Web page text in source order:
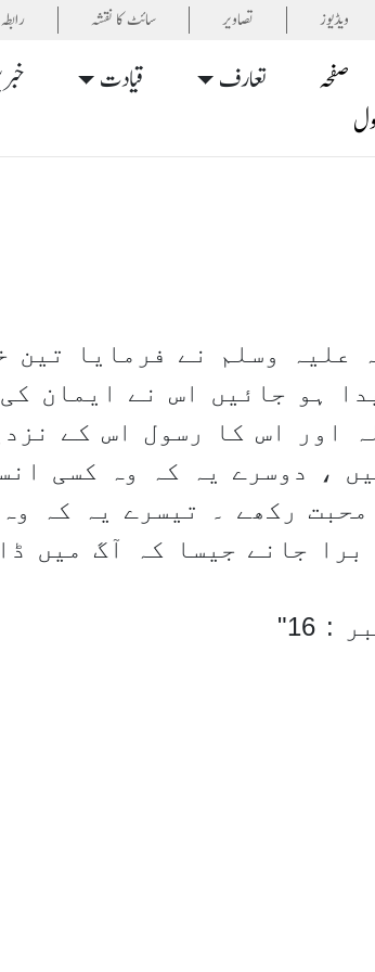
ویڈیوز تصاویر سائٹ کا نقشہ رابطہ
صفحہ
تعارف قیادت
علیہ وسلم نے فرمایا تین
ہو جائیں اس نے ایمان
اور اس کا رسول اس کے
، دوسرے یہ کہ وہ کسی
رکھے ۔ تیسرے یہ کہ
برا جانے جیسا کہ آگ میں
16